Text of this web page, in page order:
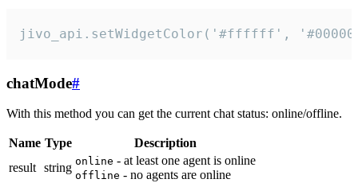
jivo_api.setWidgetColor('#ffffff',
chatMode#
With this method you can get the current chat status: online/offline.
Name Type
Description
result string online - at least one agent is online
offline - no agents are online